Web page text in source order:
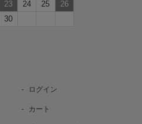
23 24 25
26
30
ログイン
カート